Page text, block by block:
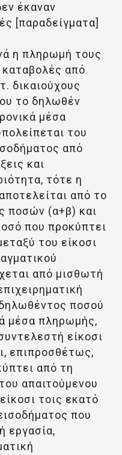
έκαναν
[παραδείγματα]
η πληρωμή τους
καταβολές από
δικαιούχους
το δηλωθέν
μέσα
του
από
και
τότε η
από το
ποσών (α+β) και
που προκύπτει
του είκοσι
από μισθωτή
ποσού
μέσα πληρωμής,
είκοσι
επιπροσθέτως,
από τη
απαιτούμενου
τοις εκατό
που
εργασία,